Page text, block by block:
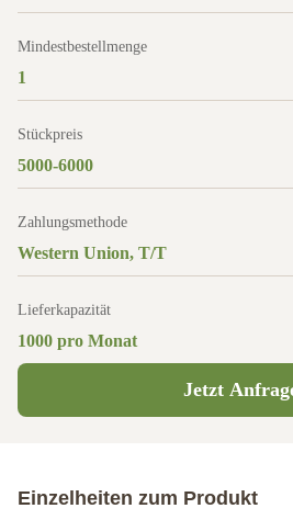
Mindestbestellmenge
1
Stückpreis
5000-6000
Zahlungsmethode
Western Union, T/T
Lieferkapazität
1000 pro Monat
Jetzt
Einzelheiten zum Produkt